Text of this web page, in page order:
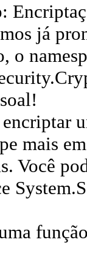
já
o
encriptar
mais
Você